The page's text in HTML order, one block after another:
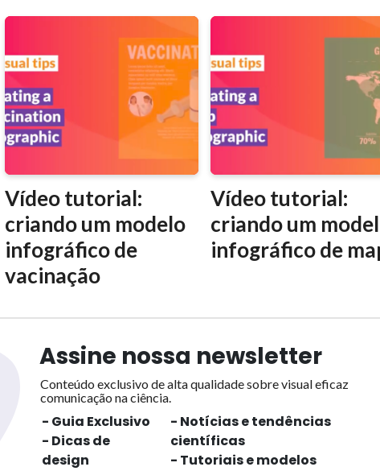
Vídeo tutorial:
criando um modelo
infográfico de
vacinação
Vídeo tutorial:
criando um
infográfico de
Assine nossa newsletter
Conteúdo exclusivo de alta qualidade sobre visual eficaz
comunicação na ciência.
- Guia Exclusivo
- Dicas de
design
- Notícias e tendências
científicas
- Tutoriais e modelos